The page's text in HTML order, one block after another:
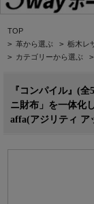
TOP
> 革から選ぶ > 栃木レ
> カテゴリーから選ぶ >
『コンパイル』(
ニ財布」を一体化
affa(アジリティ ア